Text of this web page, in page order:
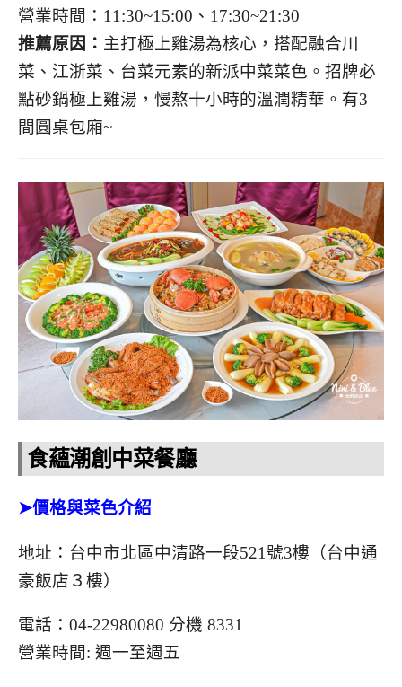
營業時間：11:30~15:00、17:30~21:30
推薦原因： 主打極上雞湯為核心，搭配融合川
菜、江浙菜、台菜元素的新派中菜菜色。 招牌必
點砂鍋極上雞湯，慢熬十小時的溫潤精華。有3
間圓桌包廂~
食蘊潮創中菜餐廳
➤價格與菜色介紹
地址：台中市北區中清路一段521號3樓（台中通
豪飯店３樓）
電話：04-22980080 分機 8331
營業時間: 週一至週五